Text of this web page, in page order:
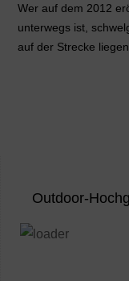
Wer auf dem 2012
unterwegs ist,
auf der Strecke
Outdoor-